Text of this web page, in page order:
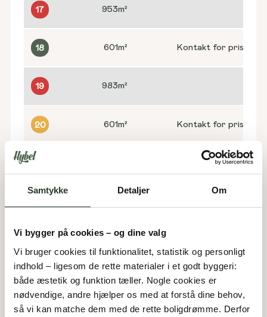
Samtykke Detaljer Om
Vi bygger på cookies – og dine valg
Vi bruger cookies til funktionalitet, statistik og personligt
indhold – ligesom de rette materialer i et godt byggeri:
både æstetik og funktion tæller. Nogle cookies er
nødvendige, andre hjælper os med at forstå dine behov,
så vi kan matche dem med de rette boligdrømme. Derfor
17 953m²
18 601m² Kontakt for pris
19 983m²
20 601m² Kontakt for pris
23 m²
24 676 m²